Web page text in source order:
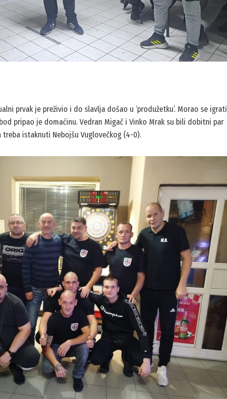
prvak je preživio i do slavlja došao u ‘produžetku’. Morao se igrati
pripao je domaćinu. Vedran Migač i Vinko Mrak su bili dobitni par
treba istaknuti Nebojšu Vuglovečkog (4-0).